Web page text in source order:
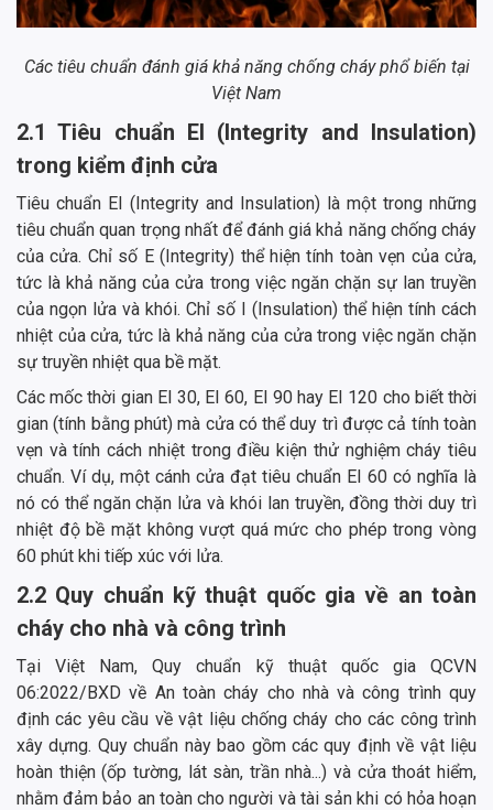
Các tiêu chuẩn đánh giá khả năng chống cháy phổ biến tại
Việt Nam
2.1 Tiêu chuẩn EI (Integrity and Insulation)
trong kiểm định cửa
Tiêu chuẩn EI (Integrity and Insulation) là một trong những
tiêu chuẩn quan trọng nhất để đánh giá khả năng chống cháy
của cửa. Chỉ số E (Integrity) thể hiện tính toàn vẹn của cửa,
tức là khả năng của cửa trong việc ngăn chặn sự lan truyền
của ngọn lửa và khói. Chỉ số I (Insulation) thể hiện tính cách
nhiệt của cửa, tức là khả năng của cửa trong việc ngăn chặn
sự truyền nhiệt qua bề mặt.
Các mốc thời gian EI 30, EI 60, EI 90 hay EI 120 cho biết thời
gian (tính bằng phút) mà cửa có thể duy trì được cả tính toàn
vẹn và tính cách nhiệt trong điều kiện thử nghiệm cháy tiêu
chuẩn. Ví dụ, một cánh cửa đạt tiêu chuẩn EI 60 có nghĩa là
nó có thể ngăn chặn lửa và khói lan truyền, đồng thời duy trì
nhiệt độ bề mặt không vượt quá mức cho phép trong vòng
60 phút khi tiếp xúc với lửa.
2.2 Quy chuẩn kỹ thuật quốc gia về an toàn
cháy cho nhà và công trình
Tại Việt Nam, Quy chuẩn kỹ thuật quốc gia QCVN
06:2022/BXD về An toàn cháy cho nhà và công trình quy
định các yêu cầu về vật liệu chống cháy cho các công trình
xây dựng. Quy chuẩn này bao gồm các quy định về vật liệu
hoàn thiện (ốp tường, lát sàn, trần nhà...) và cửa thoát hiểm,
nhằm đảm bảo an toàn cho người và tài sản khi có hỏa hoạn